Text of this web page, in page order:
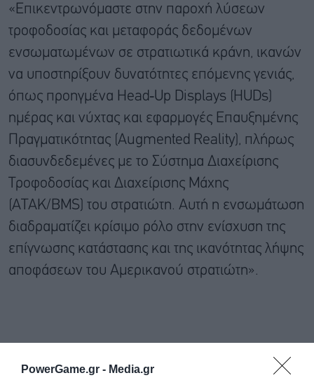
PowerGame.gr - Media.gr
«Επικεντρωνόμαστε στην παροχή λύσεων
τροφοδοσίας και μεταφοράς δεδομένων
ενσωματωμένων σε στρατιωτικά κράνη, ικανών
να υποστηρίξουν δυνατότητες επόμενης γενιάς,
όπως προηγμένα Head‑Up Displays (HUDs)
ημέρας και νύχτας και εφαρμογές Επαυξημένης
Πραγματικότητας (Augmented Reality), πλήρως
διασυνδεδεμένες με το Σύστημα Διαχείρισης
Τροφοδοσίας και Διαχείρισης Μάχης
(ATAK/BMS) του στρατιώτη. Αυτή η ενσωμάτωση
διαδραματίζει κρίσιμο ρόλο στην ενίσχυση της
επίγνωσης κατάστασης και της ικανότητας λήψης
αποφάσεων του Αμερικανού στρατιώτη».